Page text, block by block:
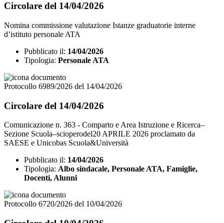
Circolare del 14/04/2026
Nomina commissione valutazione Istanze graduatorie interne
d’istituto personale ATA
Pubblicato il: 14/04/2026
Tipologia: Personale ATA
Protocollo 6989/2026 del 14/04/2026
Circolare del 14/04/2026
Comunicazione n. 363 - Comparto e Area Istruzione e Ricerca–
Sezione Scuola–scioperodel20 APRILE 2026 proclamato da
SAESE e Unicobas Scuola&Università
Pubblicato il: 14/04/2026
Tipologia: Albo sindacale, Personale ATA, Famiglie,
Docenti, Alunni
Protocollo 6720/2026 del 10/04/2026